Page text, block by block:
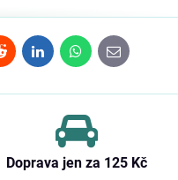
LinkedInWhatsApp
E-
mail
Doprava jen za 125 Kč